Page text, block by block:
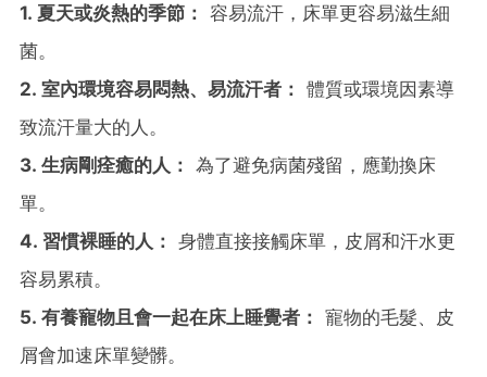
1. 夏天或炎熱的季節： 容易流汗，床單更容易滋生細
菌。
2. 室內環境容易悶熱、易流汗者： 體質或環境因素導
致流汗量大的人。
3. 生病剛痊癒的人： 為了避免病菌殘留，應勤換床
單。
4. 習慣裸睡的人： 身體直接接觸床單，皮屑和汗水更
容易累積。
5. 有養寵物且會一起在床上睡覺者： 寵物的毛髮、皮
屑會加速床單變髒。